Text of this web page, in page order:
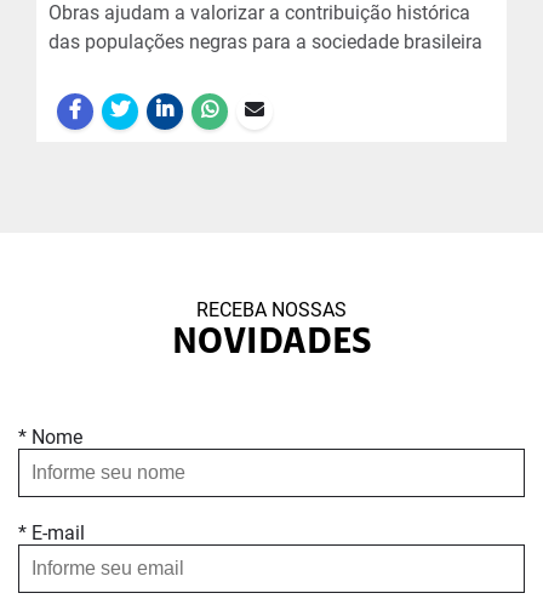
Obras ajudam a valorizar a contribuição histórica
das populações negras para a sociedade brasileira
RECEBA NOSSAS
NOVIDADES
* Nome
* E-mail